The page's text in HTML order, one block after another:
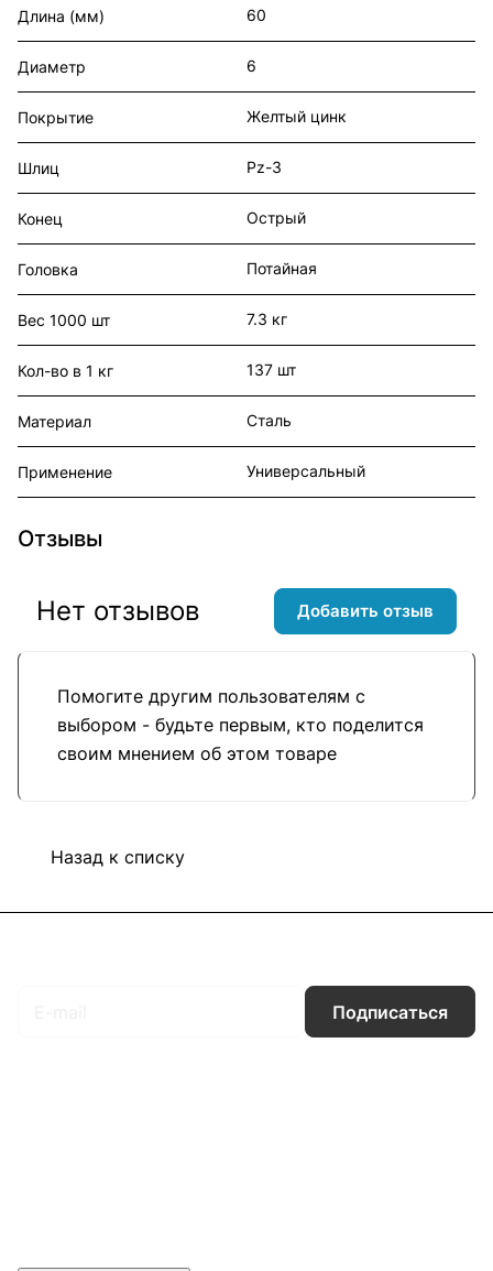
Длина (мм) 60
Диаметр 6
Покрытие Желтый цинк
Шлиц Pz-3
Конец Острый
Головка Потайная
Вес 1000 шт 7.3 кг
Кол-во в 1 кг 137 шт
Материал Сталь
Применение Универсальный
Отзывы
Помогите другим пользователям с
выбором - будьте первым, кто поделится
своим мнением об этом товаре
Нет отзывов Добавить отзыв
Назад к списку
Подписаться